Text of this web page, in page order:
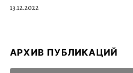
13.12.2022
АРХИВ ПУБЛИКАЦИЙ